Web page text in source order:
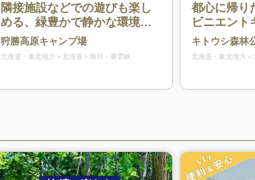
隣接施設などでの遊びも楽し
める、緑豊かで静かな環境が
心地良いキャンプ場
狩勝高原キャンプ場
北海道・東北地方 北海道 旭川・層雲峡
都心に帰り
ビニエント
キトウシ森林
北海道・東北地方